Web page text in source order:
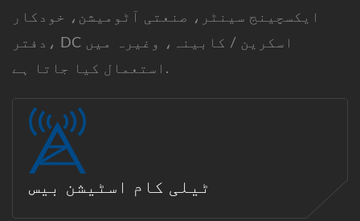
ایکسچینج سینٹر، صنعتی آٹومیشن، خودکار
دفتر، DC اسکرین / کابینہ، وغیرہ میں
استعمال کیا جاتا ہے.
ٹیلی کام اسٹیشن بیس